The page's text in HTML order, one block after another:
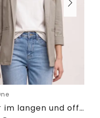
Blazer im langen und offenen Schnitt